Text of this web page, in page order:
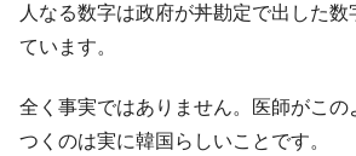
人なる数字は政府が丼勘定で出した
ています。
全く事実ではありません。医師がこの
つくのは実に韓国らしいことです。